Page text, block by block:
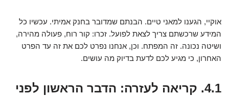
אוקיי, הגענו למאני טיים. הבנתם שמדובר בחנק אמיתי. עכשיו כל
המידע שרכשתם צריך לצאת לפועל. זכרו: קור רוח, פעולה מהירה,
ושיטה נכונה. זה המפתח. וכן, אנחנו נפרט לכם את זה עד הפרט
האחרון, כי מגיע לכם לדעת בדיוק מה עושים.
4.1. קריאה לעזרה: הדבר הראשון לפני